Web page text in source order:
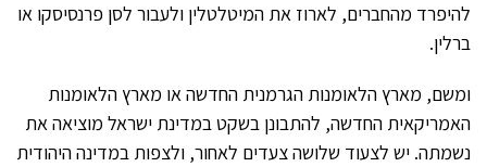
להיפרד מהחברים, לארוז את המיטלטלין ולעבור לסן פרנסיסקו או
ברלין.
ומשם, מארץ הלאומנות הגרמנית החדשה או מארץ הלאומנות
האמריקאית החדשה, להתבונן בשקט במדינת ישראל מוציאה את
נשמתה. יש לצעוד שלושה צעדים לאחור, ולצפות במדינה היהודית